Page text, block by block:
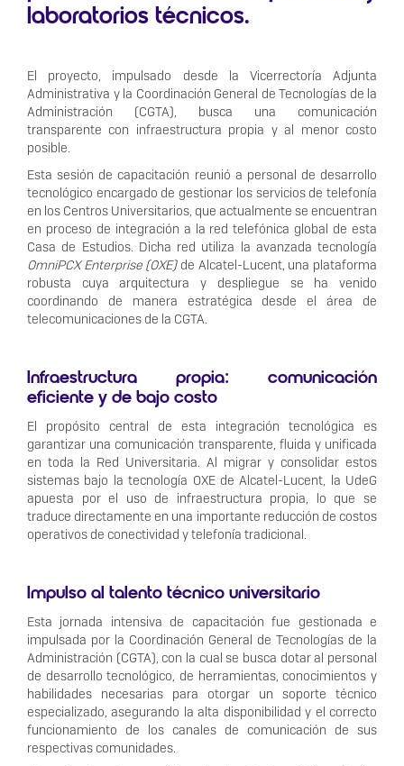
laboratorios técnicos.
El proyecto, impulsado desde la Vicerrectoría Adjunta
Administrativa y la Coordinación General de Tecnologías de la
Administración (CGTA), busca una comunicación
transparente con infraestructura propia y al menor costo
posible.
Esta sesión de capacitación reunió a personal de desarrollo
tecnológico encargado de gestionar los servicios de telefonía
en los Centros Universitarios, que actualmente se encuentran
en proceso de integración a la red telefónica global de esta
Casa de Estudios. Dicha red utiliza la avanzada tecnología
OmniPCX Enterprise (OXE)de Alcatel-Lucent, una plataforma
robusta cuya arquitectura y despliegue se ha venido
coordinando de manera estratégica desde el área de
telecomunicaciones de la CGTA.
Infraestructura propia: comunicación
eficiente y de bajo costo
El propósito central de esta integración tecnológica es
garantizar una comunicación transparente, fluida y unificada
en toda la Red Universitaria. Al migrar y consolidar estos
sistemas bajo la tecnología OXE de Alcatel-Lucent, la UdeG
apuesta por el uso de infraestructura propia, lo que se
traduce directamente en una importante reducción de costos
operativos de conectividad y telefonía tradicional.
Impulso al talento técnico universitario
Esta jornada intensiva de capacitación fue gestionada e
impulsada por la Coordinación General de Tecnologías de la
Administración (CGTA), con la cual se busca dotar al personal
de desarrollo tecnológico, de herramientas, conocimientos y
habilidades necesarias para otorgar un soporte técnico
especializado, asegurando la alta disponibilidad y el correcto
funcionamiento de los canales de comunicación de sus
respectivas comunidades.